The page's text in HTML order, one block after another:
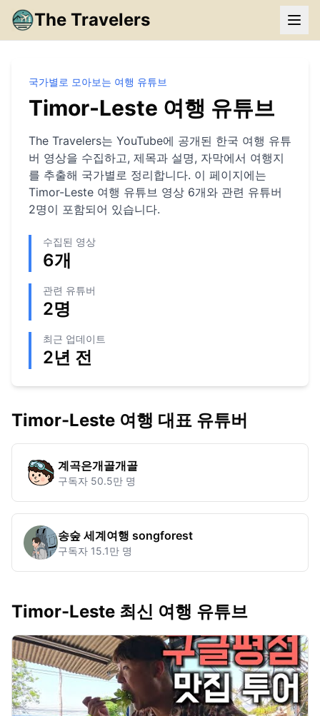
The Travelers
국가별로 모아보는 여행 유튜브
Timor-Leste 여행 유튜브
The Travelers는 YouTube에 공개된 한국 여행 유튜
버 영상을 수집하고, 제목과 설명, 자막에서 여행지
를 추출해 국가별로 정리합니다. 이 페이지에는
Timor-Leste 여행 유튜브 영상 6개와 관련 유튜버
2명이 포함되어 있습니다.
수집된 영상
6개
관련 유튜버
2명
최근 업데이트
2년 전
Timor-Leste 여행 대표 유튜버
계곡은개골개골
구독자 50.5만 명
송숲 세계여행 songforest
구독자 15.1만 명
Timor-Leste 최신 여행 유튜브